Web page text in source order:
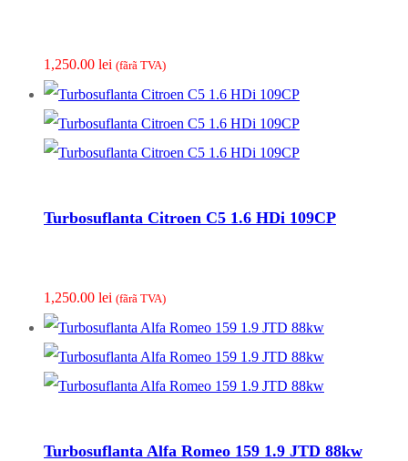
1,250.00 lei (fãrã TVA)
Turbosuflanta Citroen C5 1.6 HDi 109CP
1,250.00 lei (fãrã TVA)
Turbosuflanta Alfa Romeo 159 1.9 JTD 88kw